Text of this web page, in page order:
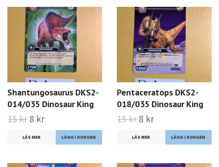
Shantungosaurus DKS2-
014/035 Dinosaur King
15 kr 8 kr
LÄS MER
Pentaceratops DKS2-
018/035 Dinosaur King
15 kr 8 kr
LÄS MER